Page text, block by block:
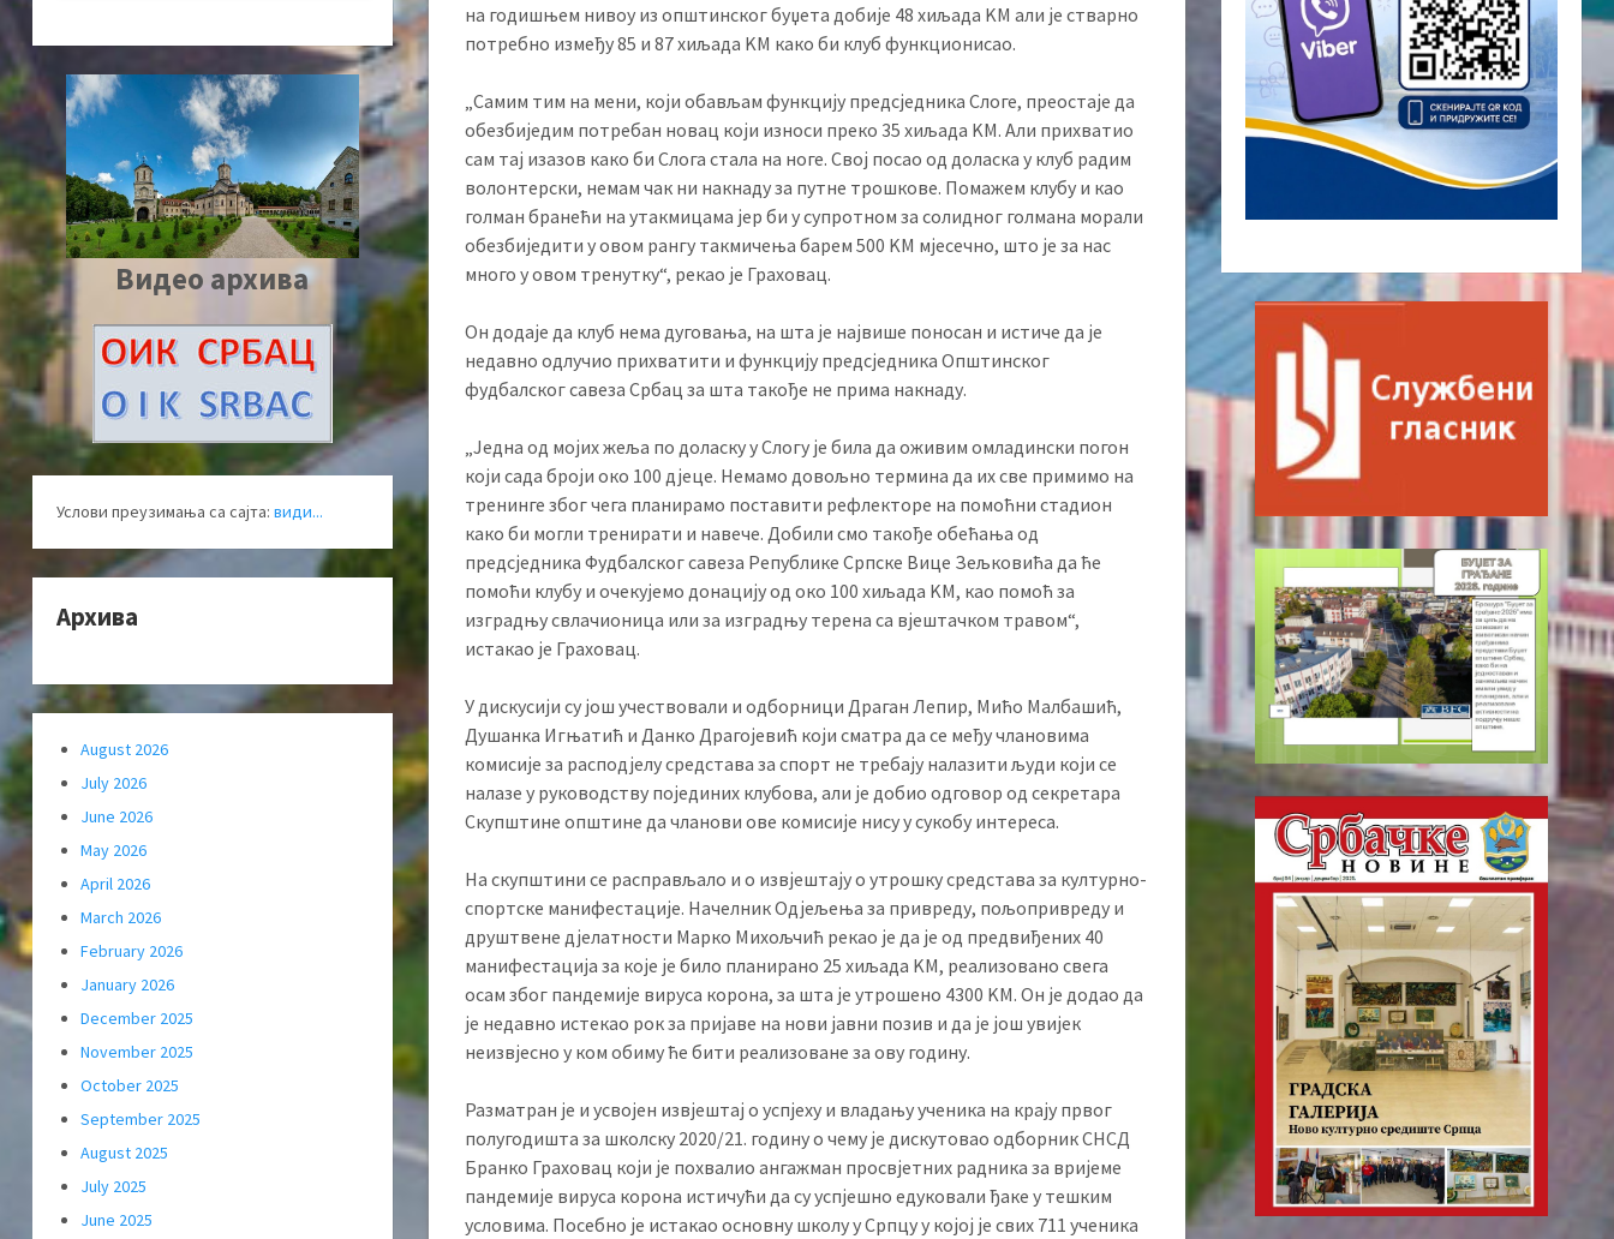
на годишњем нивоу из општинског буџета добије 48 хиљада KМ али је стварно
потребно између 85 и 87 хиљада KМ како би клуб функционисао.
„Самим тим на мени, који обављам функцију предсједника Слоге, преостаје да
обезбиједим потребан новац који износи преко 35 хиљада KМ. Али прихватио
сам тај изазов како би Слога стала на ноге. Свој посао од доласка у клуб радим
волонтерски, немам чак ни накнаду за путне трошкове. Помажем клубу и као
голман бранећи на утакмицама јер би у супротном за солидног голмана морали
обезбиједити у овом рангу такмичења барем 500 KМ мјесечно, што је за нас
много у овом тренутку“, рекао је Граховац.
Он додаје да клуб нема дуговања, на шта је највише поносан и истиче да је
недавно одлучио прихватити и функцију предсједника Општинског
фудбалског савеза Србац за шта такође не прима накнаду.
„Једна од мојих жеља по доласку у Слогу је била да оживим омладински погон
који сада броји око 100 дјеце. Немамо довољно термина да их све примимо на
тренинге због чега планирамо поставити рефлекторе на помоћни стадион
како би могли тренирати и навече. Добили смо такође обећања од
предсједника Фудбалског савеза Републике Српске Вице Зељковића да ће
помоћи клубу и очекујемо донацију од око 100 хиљада KМ, као помоћ за
изградњу свлачионица или за изградњу терена са вјештачком травом“,
истакао је Граховац.
У дискусији су још учествовали и одборници Драган Лепир, Мићо Малбашић,
Душанка Игњатић и Данко Драгојевић који сматра да се међу члановима
комисије за расподјелу средстава за спорт не требају налазити људи који се
налазе у руководству појединих клубова, али је добио одговор од секретара
Скупштине општине да чланови ове комисије нису у сукобу интереса.
На скупштини се расправљало и о извјештају о утрошку средстава за културно-
спортске манифестације. Начелник Одјељења за привреду, пољопривреду и
друштвене дјелатности Марко Михољчић рекао је да је од предвиђених 40
манифестација за које је било планирано 25 хиљада KМ, реализовано свега
осам због пандемије вируса корона, за шта је утрошено 4300 KМ. Он је додао да
је недавно истекао рок за пријаве на нови јавни позив и да је још увијек
неизвјесно у ком обиму ће бити реализоване за ову годину.
Разматран је и усвојен извјештај о успјеху и владању ученика на крају првог
полугодишта за школску 2020/21. годину о чему је дискутовао одборник СНСД
Бранко Граховац који је похвалио ангажман просвјетних радника за вријеме
пандемије вируса корона истичући да су успјешно едуковали ђаке у тешким
условима. Посебно је истакао основну школу у Српцу у којој је свих 711 ученика
Видео архива
Услови преузимања са сајта: види...
Архива
August 2026
July 2026
June 2026
May 2026
April 2026
March 2026
February 2026
January 2026
December 2025
November 2025
October 2025
September 2025
August 2025
July 2025
June 2025